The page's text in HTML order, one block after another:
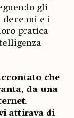
gli
e i
pratica
che
da una
attirava di